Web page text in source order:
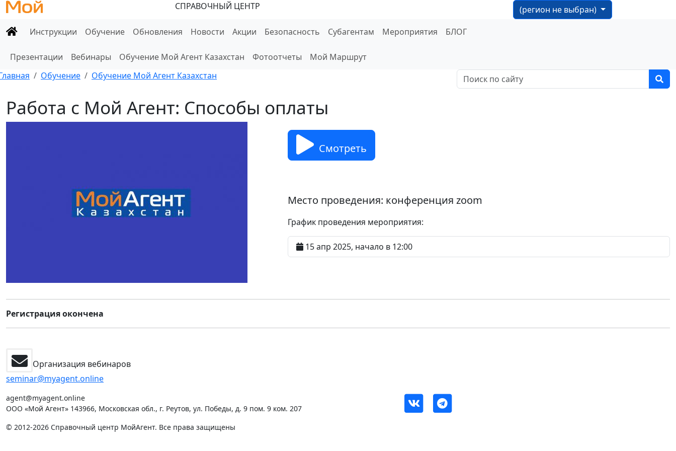
СПРАВОЧНЫЙ ЦЕНТР
(регион не выбран)
Инструкции
Обучение Обновления Новости Акции Безопасность Субагентам Мероприятия БЛОГ
Презентации Вебинары Обучение Мой Агент Казахстан Фотоотчеты
Мой Маршрут
Обучение Обучение Мой Агент Казахстан
Работа с Мой Агент: Способы оплаты
Смотреть
Место проведения: конференция zoom
График проведения мероприятия:
15 апр 2025, начало в 12:00
Регистрация окончена
Организация вебинаров
seminar@myagent.online
agent@myagent.online
ООО «Мой Агент» 143966, Московская обл., г. Реутов, ул. Победы, д. 9 пом. 9 ком. 207
© 2012-2026 Справочный центр МойАгент. Все права защищены